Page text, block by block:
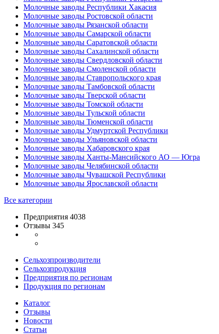
Молочные заводы Республики Хакасия
Молочные заводы Ростовской области
Молочные заводы Рязанской области
Молочные заводы Самарской области
Молочные заводы Саратовской области
Молочные заводы Сахалинской области
Молочные заводы Свердловской области
Молочные заводы Смоленской области
Молочные заводы Ставропольского края
Молочные заводы Тамбовской области
Молочные заводы Тверской области
Молочные заводы Томской области
Молочные заводы Тульской области
Молочные заводы Тюменской области
Молочные заводы Удмуртской Республики
Молочные заводы Ульяновской области
Молочные заводы Хабаровского края
Молочные заводы Ханты-Мансийского АО — Югра
Молочные заводы Челябинской области
Молочные заводы Чувашской Республики
Молочные заводы Ярославской области
Все категории
Предприятия 4038
Отзывы 345
Сельхозпроизводители
Сельхозпродукция
Предприятия по регионам
Продукция по регионам
Каталог
Отзывы
Новости
Статьи